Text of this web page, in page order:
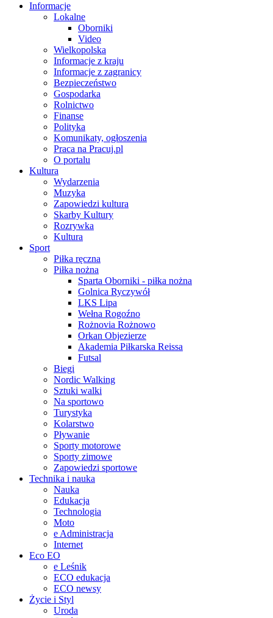
Informacje
Lokalne
Oborniki
Video
Wielkopolska
Informacje z kraju
Informacje z zagranicy
Bezpieczeństwo
Gospodarka
Rolnictwo
Finanse
Polityka
Komunikaty, ogłoszenia
Praca na Pracuj.pl
O portalu
Kultura
Wydarzenia
Muzyka
Zapowiedzi kultura
Skarby Kultury
Rozrywka
Kultura
Sport
Piłka ręczna
Piłka nożna
Sparta Oborniki - piłka nożna
Golnica Ryczywół
LKS Lipa
Wełna Rogoźno
Rożnovia Rożnowo
Orkan Objezierze
Akademia Piłkarska Reissa
Futsal
Biegi
Nordic Walking
Sztuki walki
Na sportowo
Turystyka
Kolarstwo
Pływanie
Sporty motorowe
Sporty zimowe
Zapowiedzi sportowe
Technika i nauka
Nauka
Edukacja
Technologia
Moto
e Administracja
Internet
Eco EO
e Leśnik
ECO edukacja
ECO newsy
Życie i Styl
Uroda